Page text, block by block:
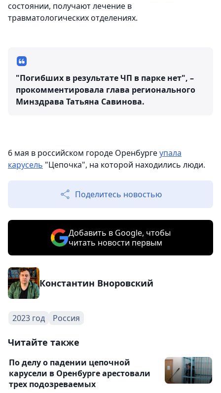
состоянии, получают лечение в
травматологических отделениях.
"Погибших в результате ЧП в парке нет", –
прокомментировала глава регионального
Минздрава Татьяна Савинова.
6 мая в российском городе Оренбургеупала
карусель "Цепочка", на которой находились люди.
Поделитесь новостью
Добавить в Google, чтобы
читать новости первым
Константин Вноровский
2023 год Россия
Читайте также
По делу о падении цепочной
карусели в Оренбурге арестовали
трех подозреваемых